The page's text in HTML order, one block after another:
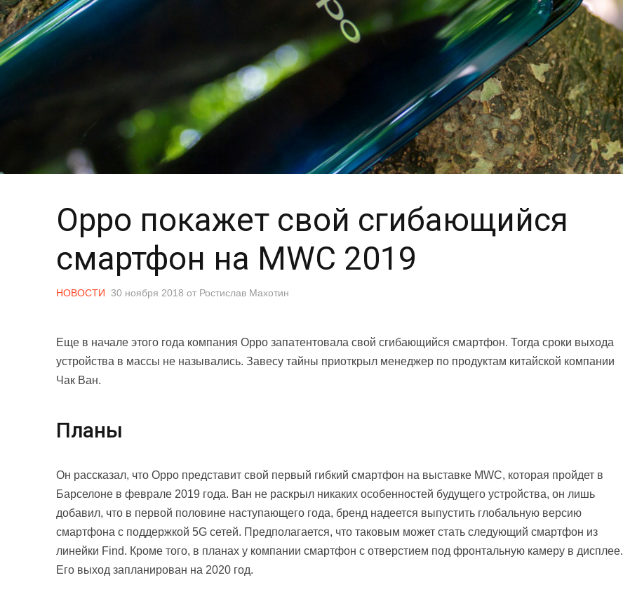
Oppo покажет свой сгибающийся
смартфон на MWC 2019
НОВОСТИ 30 ноября 2018 от Ростислав Махотин
Еще в начале этого года компания Oppo запатентовала свой сгибающийся смартфон. Тогда сроки выхода
устройства в массы не назывались. Завесу тайны приоткрыл менеджер по продуктам китайской компании
Чак Ван.
Планы
Он рассказал, что Oppo представит свой первый гибкий смартфон на выставке MWC, которая пройдет в
Барселоне в феврале 2019 года. Ван не раскрыл никаких особенностей будущего устройства, он лишь
добавил, что в первой половине наступающего года, бренд надеется выпустить глобальную версию
смартфона с поддержкой 5G сетей. Предполагается, что таковым может стать следующий смартфон из
линейки Find. Кроме того, в планах у компании смартфон с отверстием под фронтальную камеру в дисплее.
Его выход запланирован на 2020 год.